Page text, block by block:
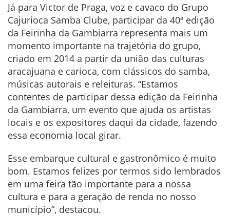
Já para Victor de Praga, voz e cavaco do Grupo
Cajurioca Samba Clube, participar da 40ª edição
da Feirinha da Gambiarra representa mais um
momento importante na trajetória do grupo,
criado em 2014 a partir da união das culturas
aracajuana e carioca, com clássicos do samba,
músicas autorais e releituras. “Estamos
contentes de participar dessa edição da Feirinha
da Gambiarra, um evento que ajuda os artistas
locais e os expositores daqui da cidade, fazendo
essa economia local girar.
Esse embarque cultural e gastronômico é muito
bom. Estamos felizes por termos sido lembrados
em uma feira tão importante para a nossa
cultura e para a geração de renda no nosso
município”, destacou.